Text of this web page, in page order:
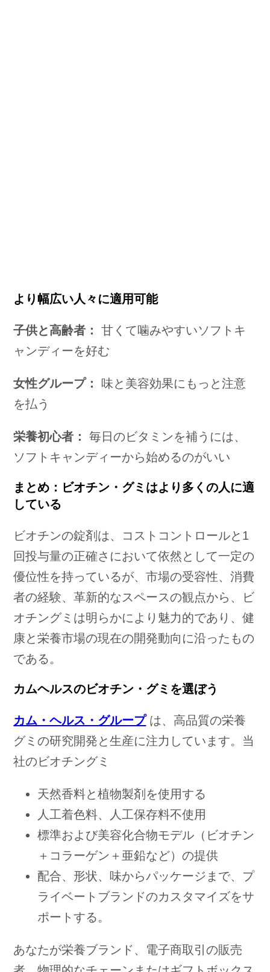
より幅広い人々に適用可能
子供と高齢者：甘くて噛みやすいソフトキ
ャンディーを好む
女性グループ：
味と美容効果にもっと注意
を払う
栄養初心者：毎日のビタミンを補うには、
ソフトキャンディーから始めるのがいい
まとめ：ビオチン・グミはより多くの人に適
している
ビオチンの錠剤は、コストコントロールと1
回投与量の正確さにおいて依然として一定の
優位性を持っているが、市場の受容性、消費
者の経験、革新的なスペースの観点から、ビ
オチングミは明らかにより魅力的であり、健
康と栄養市場の現在の開発動向に沿ったもの
である。
カムヘルスのビオチン・グミを選ぼう
カム・ヘルス・グループは、高品質の栄養
グミの研究開発と生産に注力しています。当
社のビオチングミ
天然香料と植物製剤を使用する
人工着色料、人工保存料不使用
標準および美容化合物モデル（ビオチン
＋コラーゲン＋亜鉛など）の提供
配合、形状、味からパッケージまで、プ
ライベートブランドのカスタマイズをサ
ポートする。
あなたが栄養ブランド、電子商取引の販売